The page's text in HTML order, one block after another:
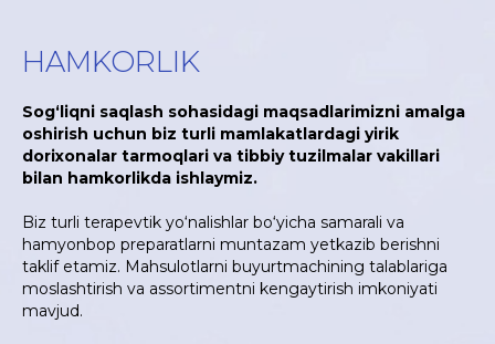
HAMKORLIK
Sog‘liqni saqlash sohasidagi maqsadlarimizni amalga
oshirish uchun biz turli mamlakatlardagi yirik
dorixonalar tarmoqlari va tibbiy tuzilmalar vakillari
bilan hamkorlikda ishlaymiz.
Biz turli terapevtik yo‘nalishlar bo‘yicha samarali va
hamyonbop preparatlarni muntazam yetkazib berishni
taklif etamiz. Mahsulotlarni buyurtmachining talablariga
moslashtirish va assortimentni kengaytirish imkoniyati
mavjud.